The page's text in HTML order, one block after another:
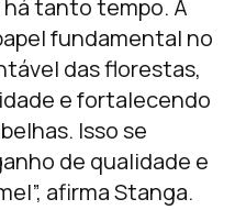
tanto tempo. A
fundamental no
das florestas,
e fortalecendo
Isso se
de qualidade e
afirma Stanga.